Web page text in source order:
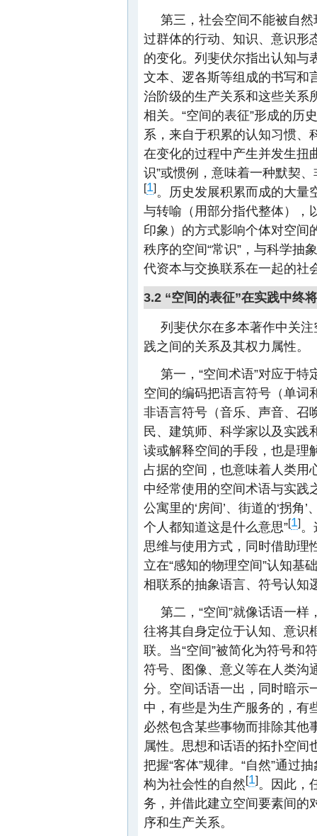
第三，社会空间不能被自
过群体的行动、知识、意识形
的变化。列斐伏尔指出认知与
文本、逻各斯等组成的书写和
治阶级的生产关系和这些关系
相关。“空间的表征”形成的历
系，来自于积累的认知习惯、
在变化的过程中产生并发生扭
识”或惯例，意味着一种默契
[1]。历史发展积累而成的大量
与转喻（用部分指代整体），
印象）的方式影响个体对空间
秩序的空间“常识”，与科学抽
代资本与交换联系在一起的社
3.2 “空间的表征”在实践中终
列斐伏尔在多本著作中关
践之间的关系及其权力属性。
第一，“空间术语”对应于
空间的编码把语言符号（单词
非语言符号（音乐、声音、召
民、建筑师、科学家以及实践
读或解释空间的手段，也是理
占据的空间，也意味着人类用
中经常使用的空间术语与实践
公寓里的‘房间’、街道的‘拐
个人都知道这是什么意思”[1]
思维与使用方式，同时借助理
立在“感知的物理空间”认知基
相联系的抽象语言、符号认知
第二，“空间”就像话语一
往将其自身定位于认知、意识
联。当“空间”被简化为符号和
符号、图像、意义等在人类沟
分。空间话语一出，同时暗示
中，有些是为生产服务的，有
必然包含某些事物而排除其他
属性。思想和话语的拓扑空间
把握“客体”规律。“自然”通过
构为社会性的自然[1]。因此，
务，并借此建立空间要素间的
序和生产关系。